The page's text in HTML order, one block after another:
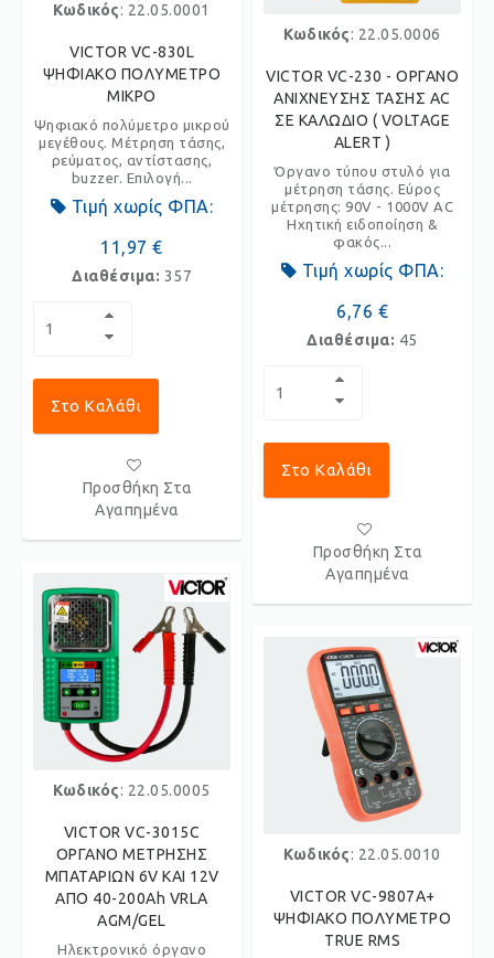
Κωδικός: 22.05.0001
VICTOR VC-830L
ΨΗΦΙΑΚΟ ΠΟΛΥΜΕΤΡΟ
ΜΙΚΡΟ
Ψηφιακό πολύμετρο μικρού
μεγέθους. Μέτρηση τάσης,
ρεύματος, αντίστασης,
buzzer. Επιλογή...
Τιμή χωρίς ΦΠΑ:
11,97 €
Διαθέσιμα: 357
Στο Καλάθι
Προσθήκη Στα
Αγαπημένα
Κωδικός: 22.05.0005
VICTOR VC-3015C
ΟΡΓΑΝΟ ΜΕΤΡΗΣΗΣ
ΜΠΑΤΑΡΙΩΝ 6V ΚΑΙ 12V
ΑΠΟ 40-200Ah VRLA
AGM/GEL
Ηλεκτρονικό όργανο
Κωδικός: 22.05.0006
VICTOR VC-230 - ΟΡΓΑΝΟ
ΑΝΙΧΝΕΥΣΗΣ ΤΑΣΗΣ AC
ΣΕ ΚΑΛΩΔΙΟ ( VOLTAGE
ALERT )
Όργανο τύπου στυλό για
μέτρηση τάσης. Εύρος
μέτρησης: 90V - 1000V AC
Ηχητική ειδοποίηση &
φακός...
Τιμή χωρίς ΦΠΑ:
6,76 €
Διαθέσιμα: 45
Στο Καλάθι
Προσθήκη Στα
Αγαπημένα
Κωδικός: 22.05.0010
VICTOR VC-9807A+
ΨΗΦΙΑΚΟ ΠΟΛΥΜΕΤΡΟ
TRUE RMS